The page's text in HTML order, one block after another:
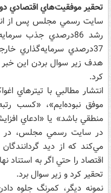
تحقير موفقيت‌هاي اقتصادي
سايت رسمي مجلس پس از
رشد 86درصدي جذب
37درصدي سرمايه‌گذاري
هدف زير سوال بردن اين خبر
کرد.
انتشار مطالبي با تيترهاي
موفق نبوده‌ايم»، «کسب
منطقي باشد» يا «ادعاي
در سايت رسمي مجلس، در
مي‌کند که از ديد
اقتصاد را حتي اگر به استناد
تحقير کرد و زير سوال برد.
نمونه ديگر، کمرنگ جلوه